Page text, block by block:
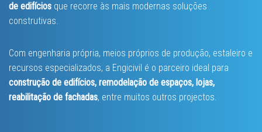
de edifícios que recorre às mais modernas soluções
construtivas.
Com engenharia própria, meios próprios de produção, estaleiro e
recursos especializados, a Engicivil é o parceiro ideal para
construção de edifícios, remodelação de espaços, lojas,
reabilitação de fachadas, entre muitos outros projectos.